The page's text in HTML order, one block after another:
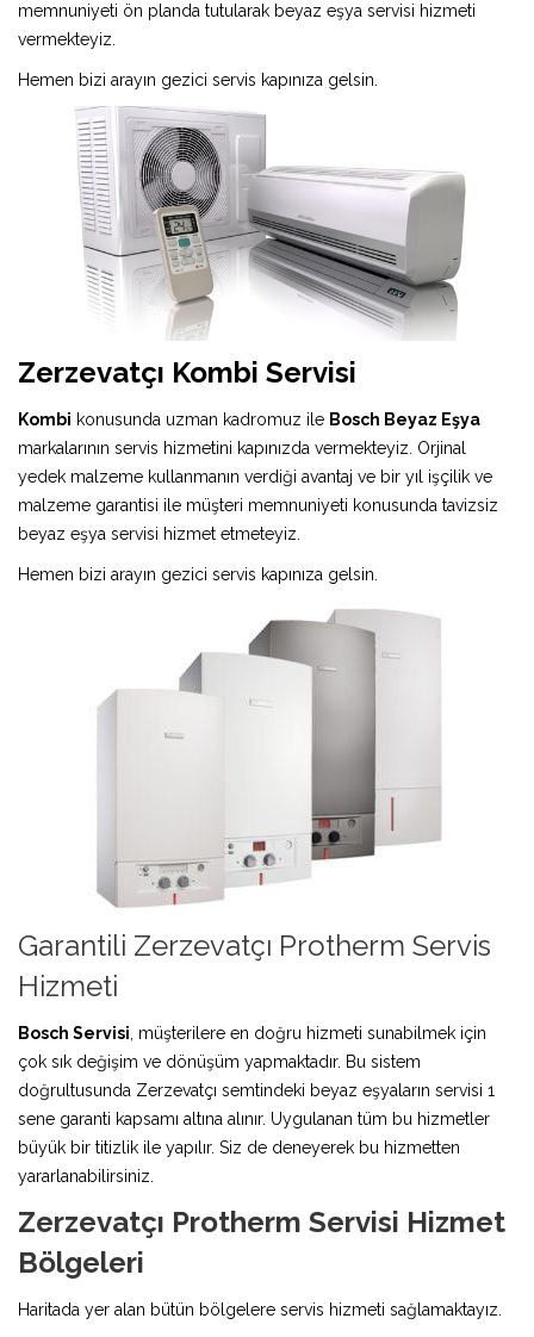
memnuniyeti ön planda tutularak beyaz eşya servisi hizmeti
vermekteyiz.
Hemen bizi arayın gezici servis kapınıza gelsin.
Zerzevatçı Kombi Servisi
Kombi konusunda uzman kadromuz ile Bosch Beyaz Eşya
markalarının servis hizmetini kapınızda vermekteyiz. Orjinal
yedek malzeme kullanmanın verdiği avantaj ve bir yıl işçilik ve
malzeme garantisi ile müşteri memnuniyeti konusunda tavizsiz
beyaz eşya servisi hizmet etmeteyiz.
Hemen bizi arayın gezici servis kapınıza gelsin.
Garantili Zerzevatçı Protherm Servis
Hizmeti
Bosch Servisi , müşterilere en doğru hizmeti sunabilmek için
çok sık değişim ve dönüşüm yapmaktadır. Bu sistem
doğrultusunda Zerzevatçı semtindeki beyaz eşyaların servisi 1
sene garanti kapsamı altına alınır. Uygulanan tüm bu hizmetler
büyük bir titizlik ile yapılır. Siz de deneyerek bu hizmetten
yararlanabilirsiniz.
Zerzevatçı Protherm Servisi Hizmet
Bölgeleri
Haritada yer alan bütün bölgelere servis hizmeti sağlamaktayız.